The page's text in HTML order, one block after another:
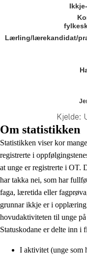
Kjelde:
Lærling/lærekandidat/
End of interactive chart.
Om statistikken
Statistikken viser kor
registrerte i
at unge er registrerte i OT.
har takka nei, som har
faga, læretida eller
grunnar ikkje er i
hovudaktiviteten til unge
Statuskodane er delte inn i
I aktivitet (unge som